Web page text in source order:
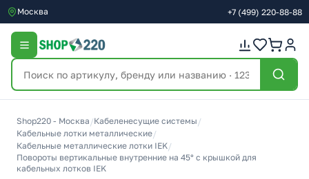
Москва +7 (499) 220-88-88
Shop220 - Москва /Кабеленесущие системы /
Кабельные лотки металлические/
Кабельные металлические лотки IEK/
Повороты вертикальные внутренние на 45° с крышкой для
кабельных лотков IEK